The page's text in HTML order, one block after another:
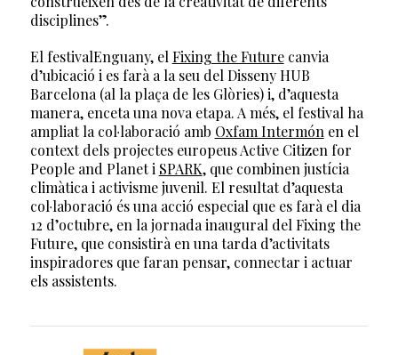
disciplines”.
El festivalEnguany, el Fixing the Futurecanvia
d’ubicació i es farà a la seu del Disseny HUB
Barcelona (al la plaça de les Glòries) i, d’aquesta
manera, enceta una nova etapa. A més, el festival ha
ampliat la col·laboració amb Oxfam Intermón en el
context dels projectes europeus Active Citizen for
People and Planet i SPARK, que combinen justícia
climàtica i activisme juvenil. El resultat d’aquesta
col·laboració és una acció especial que es farà el dia
12 d’octubre, en la jornada inaugural del Fixing the
Future, que consistirà en una tarda d’activitats
inspiradores que faran pensar, connectar i actuar
els assistents.